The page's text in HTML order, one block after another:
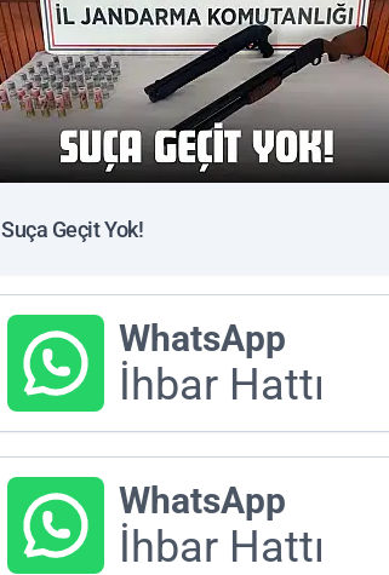
Suça Geçit Yok!
WhatsApp
İhbar Hattı
WhatsApp
İhbar Hattı